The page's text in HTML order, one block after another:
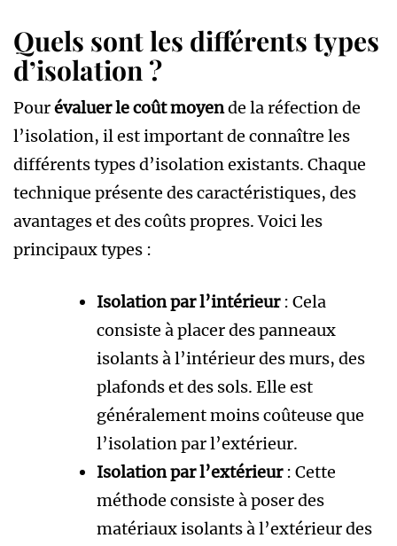
Quels sont les différents types
d’isolation ?
Pourévaluer le coût moyende la réfection de
l’isolation, il est important de connaître les
différents types d’isolation existants. Chaque
technique présente des caractéristiques, des
avantages et des coûts propres. Voici les
principaux types :
Isolation par l’intérieur: Cela
consiste à placer des panneaux
isolants à l’intérieur des murs, des
plafonds et des sols. Elle est
généralement moins coûteuse que
l’isolation par l’extérieur.
Isolation par l’extérieur: Cette
méthode consiste à poser des
matériaux isolants à l’extérieur des